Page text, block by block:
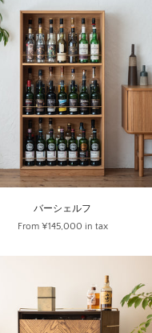
バーシェルフ
From¥145,000 in tax